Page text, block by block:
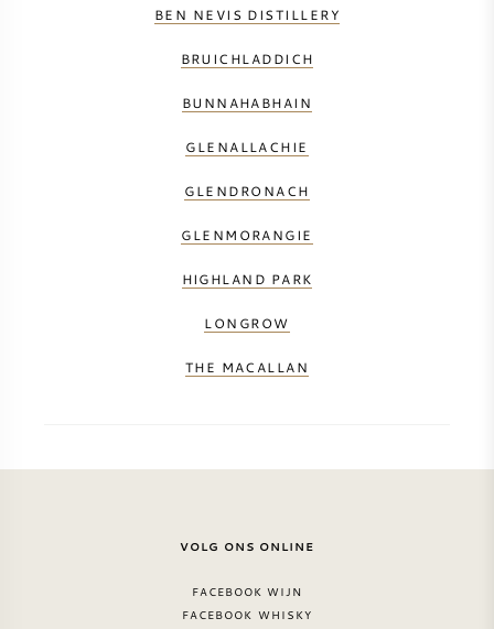
BEN NEVIS DISTILLERY
BRUICHLADDICH
BUNNAHABHAIN
GLENALLACHIE
GLENDRONACH
GLENMORANGIE
HIGHLAND PARK
LONGROW
THE MACALLAN
VOLG ONS ONLINE
FACEBOOK WIJN
FACEBOOK WHISKY